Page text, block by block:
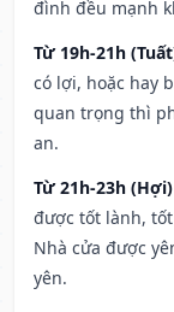
đình đều mạnh
Từ 19h-21h
có lợi, hoặc hay
quan trọng thì
an.
Từ 21h-23h
được tốt lành,
Nhà cửa được
yên.